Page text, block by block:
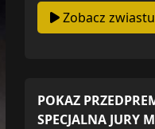
Zobacz
POKAZ
SPECJALNA JURY